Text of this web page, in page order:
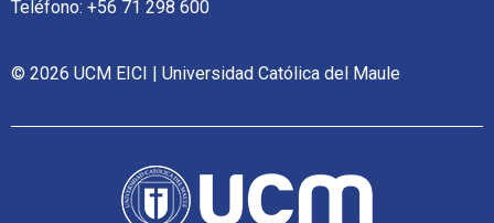
Teléfono: +56 71 298 600
© 2026 UCM EICI | Universidad Católica del Maule